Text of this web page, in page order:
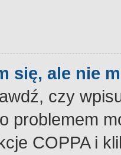
się, ale nie
czy
problemem
COPPA i